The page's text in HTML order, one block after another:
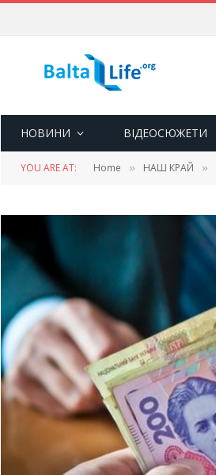
НОВИНИ ВІДЕОСЮЖЕТИ
YOU ARE AT: Home » НАШ КРАЙ »